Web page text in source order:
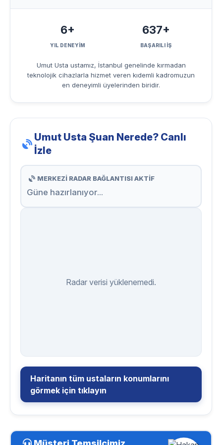
6+
YIL DENEYİM
637+
BAŞARILI İŞ
Umut Usta ustamız, İstanbul genelinde kırmadan
teknolojik cihazlarla hizmet veren kıdemli kadromuzun
en deneyimli üyelerinden biridir.
Umut Usta Şuan Nerede? Canlı
İzle
MERKEZİ RADAR BAĞLANTISI AKTİF
Güne hazırlanıyor...
Radar verisi yüklenemedi.
Haritanın tüm ustaların konumlarını
görmek için tıklayın